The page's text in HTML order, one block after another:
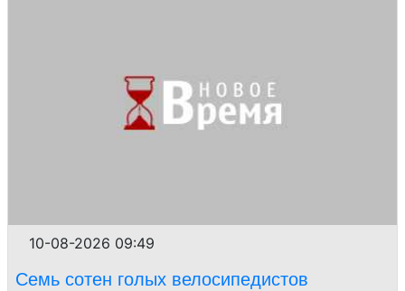
10-08-2026 09:49
Семь сотен голых велосипедистов